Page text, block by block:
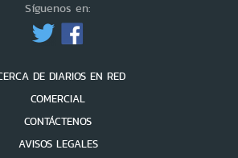
Síguenos en:
DE DIARIOS EN RED
COMERCIAL
CONTÁCTENOS
AVISOS LEGALES